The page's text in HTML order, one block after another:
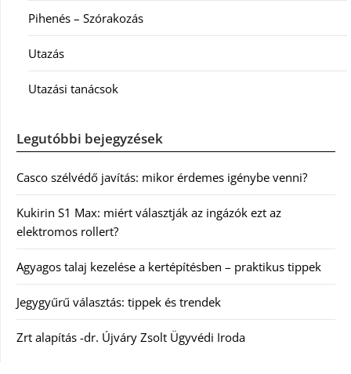
Pihenés – Szórakozás
Utazás
Utazási tanácsok
Legutóbbi bejegyzések
Casco szélvédő javítás: mikor érdemes igénybe venni?
Kukirin S1 Max: miért választják az ingázók ezt az
elektromos rollert?
Agyagos talaj kezelése a kertépítésben – praktikus tippek
Jegygyűrű választás: tippek és trendek
Zrt alapítás -dr. Újváry Zsolt Ügyvédi Iroda